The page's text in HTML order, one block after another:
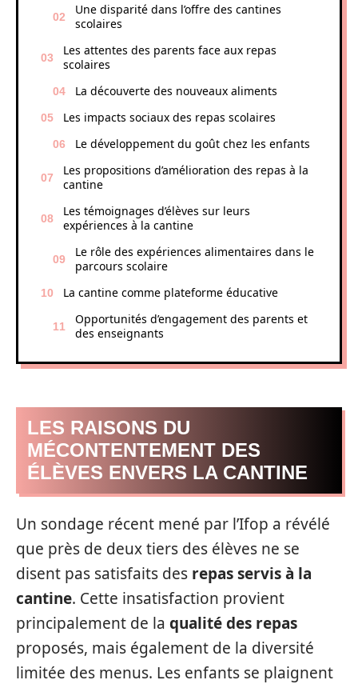
Une disparité dans l’offre des cantines
scolaires
Les attentes des parents face aux repas
scolaires
La découverte des nouveaux aliments
Les impacts sociaux des repas scolaires
Le développement du goût chez les enfants
Les propositions d’amélioration des repas à la
cantine
Les témoignages d’élèves sur leurs
expériences à la cantine
Le rôle des expériences alimentaires dans le
parcours scolaire
La cantine comme plateforme éducative
Opportunités d’engagement des parents et
des enseignants
LES RAISONS DU
MÉCONTENTEMENT DES
ÉLÈVES ENVERS LA CANTINE
Un sondage récent mené par l’Ifop a révélé
que près de deux tiers des élèves ne se
disent pas satisfaits des repas servis à la
cantine. Cette insatisfaction provient
principalement de la qualité des repas
proposés, mais également de la diversité
limitée des menus. Les enfants se plaignent